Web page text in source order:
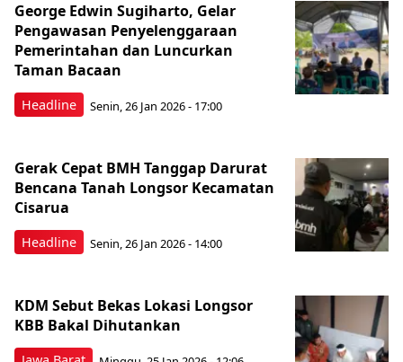
Headline
George Edwin Sugiharto, Gelar
Pengawasan Penyelenggaraan
Pemerintahan dan Luncurkan
Taman Bacaan
Senin, 26 Jan 2026 - 17:00
Headline
Gerak Cepat BMH Tanggap Darurat
Bencana Tanah Longsor Kecamatan
Cisarua
Senin, 26 Jan 2026 - 14:00
KDM Sebut Bekas Lokasi Longsor
KBB Bakal Dihutankan